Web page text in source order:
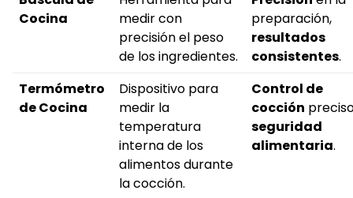
Cocina
medir con
precisión el peso
de los ingredientes.
preparación,
resultados
consistentes.
Termómetro
de Cocina
Dispositivo para
medir la
temperatura
interna de los
alimentos durante
la cocción.
Control de
cocción
seguridad
alimentaria.